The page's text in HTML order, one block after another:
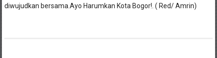
diwujudkan bersama.Ayo Harumkan Kota Bogor!. ( Red/ Amrin)